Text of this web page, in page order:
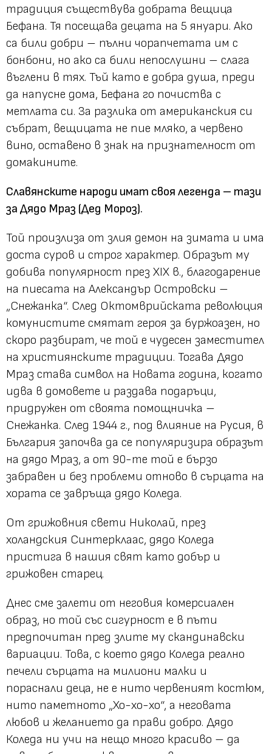
традиция съществува добрата вещица
Бефана. Тя посещава децата на 5 януари. Ако
са били добри – пълни чорапчетата им с
бонбони, но ако са били непослушни – слага
въглени в тях. Тъй като е добра душа, преди
да напусне дома, Бефана го почиства с
метлата си. За разлика от американския си
събрат, вещицата не пие мляко, а червено
вино, оставено в знак на признателност от
домакините.
Славянските народи имат своя легенда – тази
за Дядо Мраз (Дед Мороз).
Той произлиза от злия демон на зимата и има
доста суров и строг характер. Образът му
добива популярност през XIX в., благодарение
на пиесата на Александър Островски –
„Снежанка“. След Октомврийската революция
комунистите смятат героя за буржоазен, но
скоро разбират, че той е чудесен заместител
на християнските традиции. Тогава Дядо
Мраз става символ на Новата година, когато
идва в домовете и раздава подаръци,
придружен от своята помощничка –
Снежанка. След 1944 г., под влияние на Русия, в
България започва да се популяризира образът
на дядо Мраз, а от 90-те той е бързо
забравен и без проблеми отново в сърцата на
хората се завръща дядо Коледа.
От грижовния свети Николай, през
холандския Синтерклаас, дядо Коледа
пристига в нашия свят като добър и
грижовен старец.
Днес сме залети от неговия комерсиален
образ, но той със сигурност е в пъти
предпочитан пред злите му скандинавски
вариации. Това, с което дядо Коледа реално
печели сърцата на милиони малки и
пораснали деца, не е нито червеният костюм,
нито паметното „Хо-хо-хо“, а неговата
любов и желанието да прави добро. Дядо
Коледа ни учи на нещо много красиво – да